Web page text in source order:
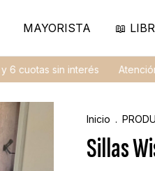
MAYORISTA 📖
sin interés Atención
Inicio .
Sillas